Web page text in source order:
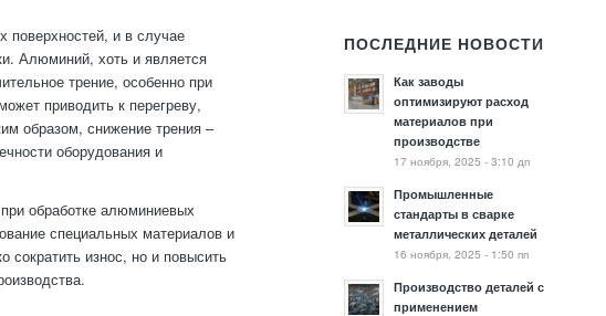
поверхностей, и в случае
Алюминий, хоть и является
трение, особенно при
приводить к перегреву,
образом, снижение трения –
оборудования и
обработке алюминиевых
специальных материалов и
сократить износ, но и повысить
ПОСЛЕДНИЕ НОВОСТИ
Как заводы
оптимизируют расход
материалов при
производстве
17 ноября, 2025 - 3:10 дп
Промышленные
стандарты в сварке
металлических деталей
16 ноября, 2025 - 1:50 пп
Производство деталей с
применением